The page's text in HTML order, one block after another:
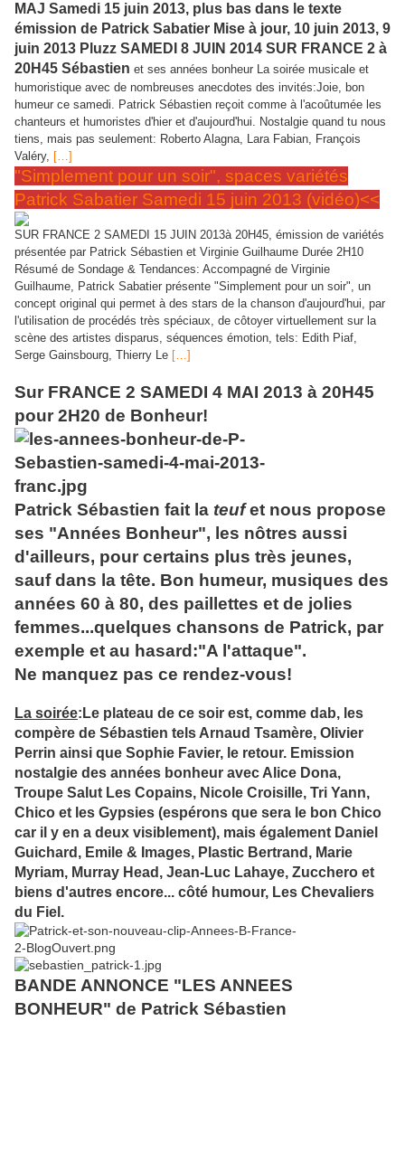
MAJ Samedi 15 juin 2013, plus bas dans le texte
émission de Patrick Sabatier Mise à jour, 10 juin 2013, 9
juin 2013 Pluzz SAMEDI 8 JUIN 2014 SUR FRANCE 2 à
20H45 Sébastien et ses années bonheur La soirée musicale et
humoristique avec de nombreuses anecdotes des invités:Joie, bon
humeur ce samedi. Patrick Sébastien reçoit comme à l'acoûtumée les
chanteurs et humoristes d'hier et d'aujourd'hui. Nostalgie quand tu nous
tiens, mais pas seulement: Roberto Alagna, Lara Fabian, François
Valéry, […]
"Simplement pour un soir", spaces variétés
Patrick Sabatier Samedi 15 juin 2013 (vidéo)<<
SUR FRANCE 2 SAMEDI 15 JUIN 2013à 20H45, émission de variétés
présentée par Patrick Sébastien et Virginie Guilhaume Durée 2H10
Résumé de Sondage & Tendances: Accompagné de Virginie
Guilhaume, Patrick Sabatier présente "Simplement pour un soir", un
concept original qui permet à des stars de la chanson d'aujourd'hui, par
l'utilisation de procédés très spéciaux, de côtoyer virtuellement sur la
scène des artistes disparus, séquences émotion, tels: Edith Piaf,
Serge Gainsbourg, Thierry Le […]
Sur FRANCE 2 SAMEDI 4 MAI 2013 à 20H45
pour 2H20 de Bonheur!
Patrick Sébastien fait la teufet nous propose
ses "Années Bonheur", les nôtres aussi
d'ailleurs, pour certains plus très jeunes,
sauf dans la tête. Bon humeur, musiques des
années 60 à 80, des paillettes et de jolies
femmes...quelques chansons de Patrick, par
exemple et au hasard:"A l'attaque".
Ne manquez pas ce rendez-vous!
La soirée:Le plateau de ce soir est, comme dab, les
compère de Sébastien tels Arnaud Tsamère, Olivier
Perrin ainsi que Sophie Favier, le retour. Emission
nostalgie des années bonheur avec Alice Dona,
Troupe Salut Les Copains, Nicole Croisille, Tri Yann,
Chico et les Gypsies (espérons que sera le bon Chico
car il y en a deux visiblement), mais également Daniel
Guichard, Emile & Images, Plastic Bertrand, Marie
Myriam, Murray Head, Jean-Luc Lahaye, Zucchero et
biens d'autres encore... côté humour, Les Chevaliers
du Fiel.
BANDE ANNONCE "LES ANNEES
BONHEUR" de Patrick Sébastien